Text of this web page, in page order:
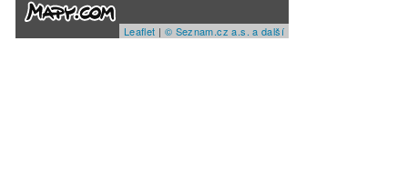
Leaflet | © Seznam.cz a.s. a další